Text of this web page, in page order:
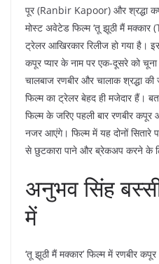
पूर (Ranbir Kapoor) और श्रद्धा
मोस्ट अवेटेड फिल्म ‘तू झूठी मैं
ट्रेलर आखिरकार रिलीज हो गया है।
कपूर प्यार के नाम पर एक-दूसरे को
चालबाज रणबीर और चालाक श्रद्धा
फिल्म का ट्रेलर बेहद ही मजेदार हैं।
फिल्म के जरिए पहली बार रणबीर कपूर
नजर आएंगे। फिल्म में यह दोनों सितारे
से छुटकारा पाने और ब्रेकअप करने के
अनुभव सिंह
में
‘तू झूठी मैं मक्कार’ फिल्म में रणबीर